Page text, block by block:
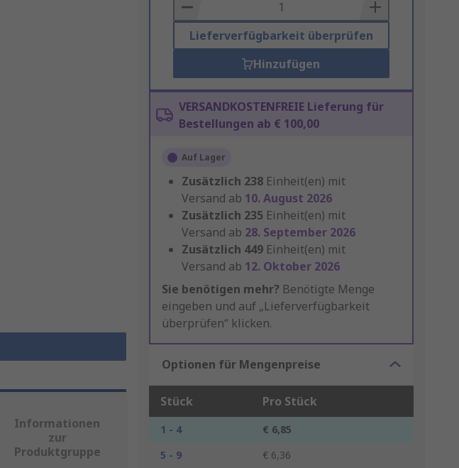
Basket
Lieferverfügbarkeit überprüfen
Hinzufügen
VERSANDKOSTENFREIE Lieferung für
Bestellungen ab € 100,00
Auf Lager
Zusätzlich 238 Einheit(en) mit
Versand ab 10. August 2026
Zusätzlich 235 Einheit(en) mit
Versand ab 28. September 2026
Zusätzlich 449 Einheit(en) mit
Versand ab 12. Oktober 2026
Sie benötigen mehr? Benötigte Menge
eingeben und auf „Lieferverfügbarkeit
überprüfen“ klicken.
Optionen für Mengenpreise
Stück Pro Stück
1 - 4
€ 6,85
5 - 9
€ 6,36
Informationen
zur
Produktgruppe